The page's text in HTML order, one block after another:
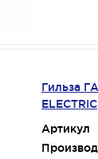
Гильза
ELECTRIC
Артикул